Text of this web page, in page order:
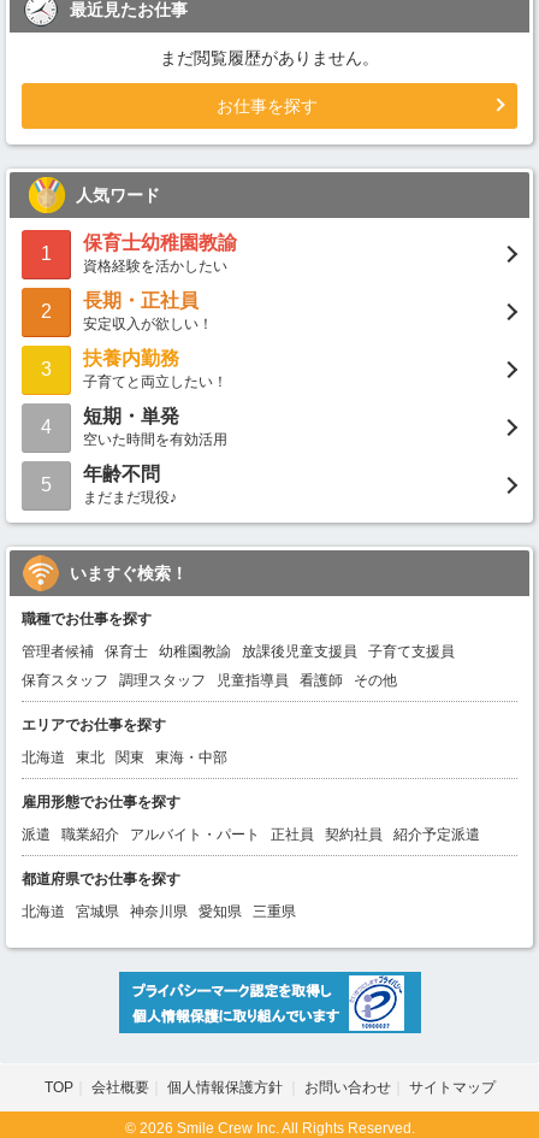
最近見たお仕事
まだ閲覧履歴がありません。
お仕事を探す
人気ワード
1
保育士幼稚園教諭
資格経験を活かしたい
2
長期・正社員
安定収入が欲しい！
3
扶養内勤務
子育てと両立したい！
4
短期・単発
空いた時間を有効活用
5
年齢不問
まだまだ現役♪
いますぐ検索！
職種でお仕事を探す
管理者候補
保育士 幼稚園教諭 放課後児童支援員
子育て支援員
保育スタッフ
調理スタッフ 児童指導員 看護師 その他
エリアでお仕事を探す
北海道
東北 関東 東海・中部
雇用形態でお仕事を探す
派遣
職業紹介 アルバイト・パート 正社員 契約社員 紹介予定派遣
都道府県でお仕事を探す
北海道
宮城県 神奈川県 愛知県 三重県
TOP 会社概要 個人情報保護方針 お問い合わせ サイトマップ
© 2026 Smile Crew Inc. All Rights Reserved.